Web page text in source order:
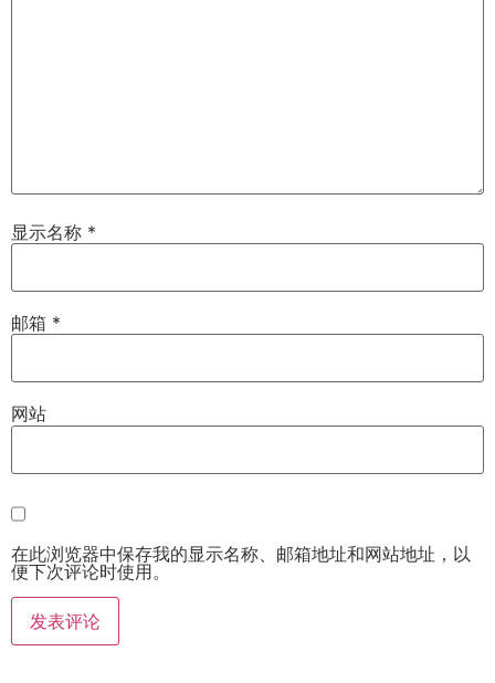
显示名称 *
邮箱 *
网站
在此浏览器中保存我的显示名称、邮箱地址和网站地址，以
便下次评论时使用。